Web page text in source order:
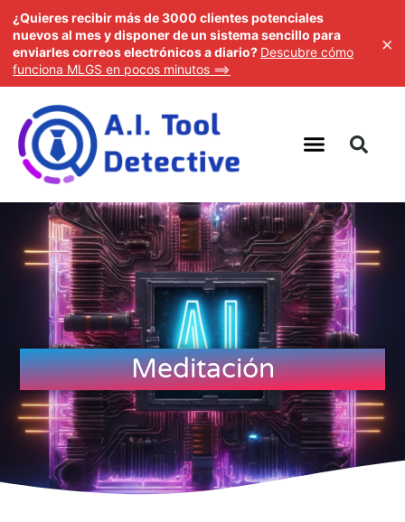
Meditación
¿Quieres recibir más de 3000 clientes potenciales
nuevos al mes y disponer de un sistema sencillo para
enviarles correos electrónicos a diario? Descubre cómo
funciona MLGS en pocos minutos ==>
×